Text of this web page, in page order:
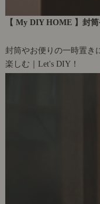
【 My DIY HOME 】封
封筒やお便りの一時置き
楽しむ｜Let's DIY！